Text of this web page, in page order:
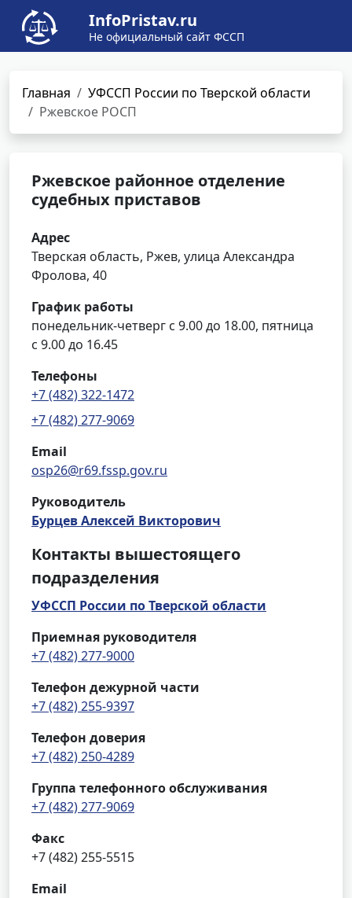
InfoPristav.ru
Не официальный сайт ФССП
Главная
УФССП России по Тверской области
Ржевское РОСП
Ржевское районное отделение
судебных приставов
Адрес
Тверская область, Ржев, улица Александра
Фролова, 40
График работы
понедельник-четверг с 9.00 до 18.00, пятница
с 9.00 до 16.45
Телефоны
+7 (482) 322-1472
+7 (482) 277-9069
Email
osp26@r69.fssp.gov.ru
Руководитель
Бурцев Алексей Викторович
Контакты вышестоящего
подразделения
УФССП России по Тверской области
Приемная руководителя
+7 (482) 277-9000
Телефон дежурной части
+7 (482) 255-9397
Телефон доверия
+7 (482) 250-4289
Группа телефонного обслуживания
+7 (482) 277-9069
Факс
+7 (482) 255-5515
Email